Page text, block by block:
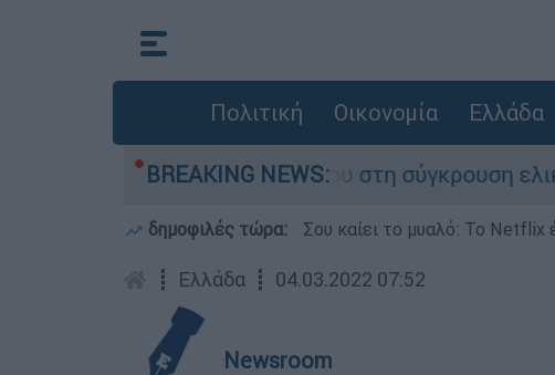
Πολιτική Οικονομία Ελλάδα
BREAKING NEWS:
που έχασε τη ζωή του στη σύγκρουση ελικοπτέρων
δημοφιλές τώρα: Σου καίει το μυαλό: Το Netflix
┋ Ελλάδα ┋ 04.03.2022 07:52
Newsroom